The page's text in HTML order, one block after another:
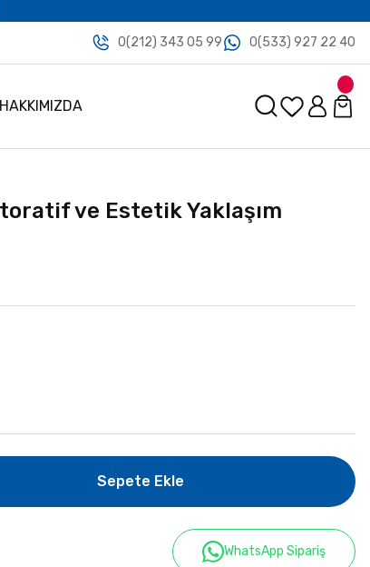
0(212) 343 05 99 0(533) 927 22 40
HAKKIMIZDA
ve Estetik Yaklaşım
Sepete Ekle
WhatsApp Sipariş